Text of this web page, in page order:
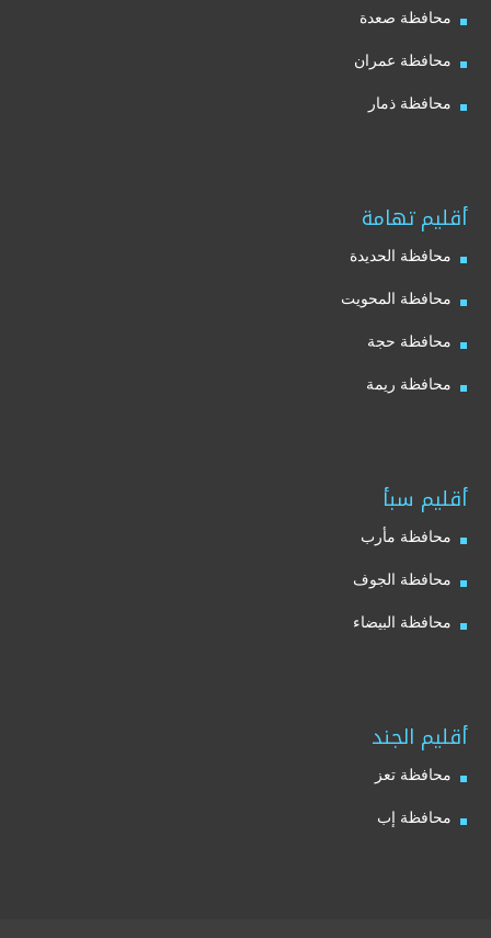
محافظة صعدة
محافظة عمران
محافظة ذمار
أقليم تهامة
محافظة الحديدة
محافظة المحويت
محافظة حجة
محافظة ريمة
أقليم سبأ
محافظة مأرب
محافظة الجوف
محافظة البيضاء
أقليم الجند
محافظة تعز
محافظة إب